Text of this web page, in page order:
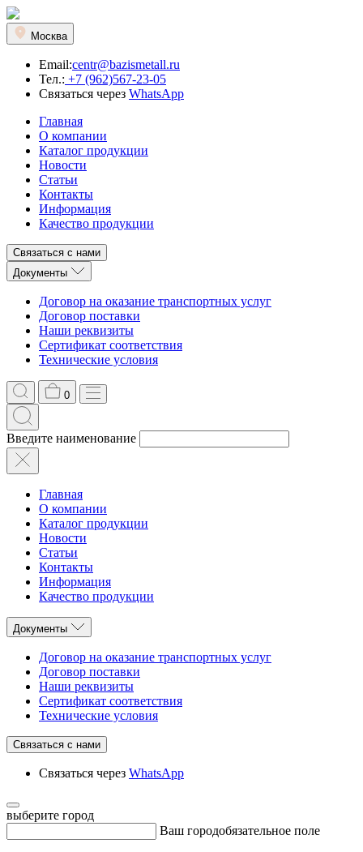
Москва
Email:centr@bazismetall.ru
Тел.: +7 (962)567-23-05
Связаться через WhatsApp
Главная
О компании
Каталог продукции
Новости
Статьи
Контакты
Информация
Качество продукции
Связаться с нами
Документы
Договор на оказание транспортных услуг
Договор поставки
Наши реквизиты
Сертификат соответствия
Технические условия
0
Введите наименование
Главная
О компании
Каталог продукции
Новости
Статьи
Контакты
Информация
Качество продукции
Документы
Договор на оказание транспортных услуг
Договор поставки
Наши реквизиты
Сертификат соответствия
Технические условия
Связаться с нами
Связаться через WhatsApp
выберите город
Ваш городобязательное поле